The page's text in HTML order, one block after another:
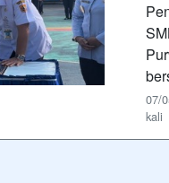
07/
kali